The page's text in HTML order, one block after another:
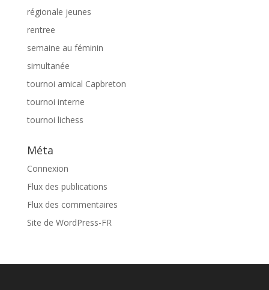
régionale jeunes
rentree
semaine au féminin
simultanée
tournoi amical Capbreton
tournoi interne
tournoi lichess
Méta
Connexion
Flux des publications
Flux des commentaires
Site de WordPress-FR